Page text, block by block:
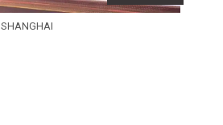
SHANGHAI